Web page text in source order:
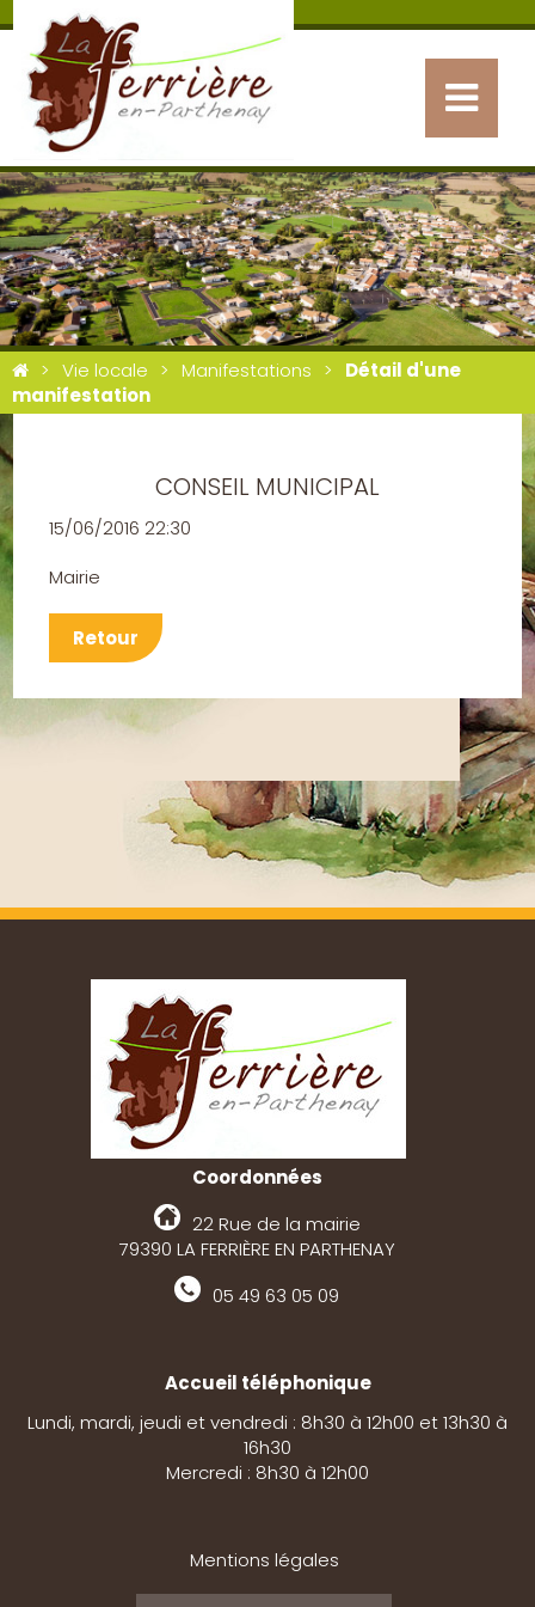
Vie locale Manifestations
Détail d'une
manifestation
CONSEIL MUNICIPAL
15/06/2016 22:30
Mairie
Retour
Coordonnées
22 Rue de la mairie
79390 LA FERRIÈRE EN PARTHENAY
05 49 63 05 09
Accueil téléphonique
Lundi, mardi, jeudi et vendredi : 8h30 à 12h00 et 13h30 à
16h30
Mercredi : 8h30 à 12h00
Mentions légales